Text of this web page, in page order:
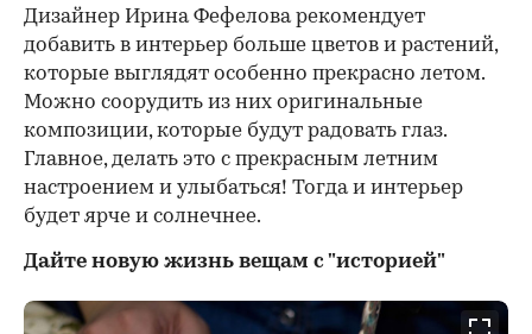
Дизайнер Ирина Фефелова рекомендует
добавить в интерьер больше цветов и растений,
которые выглядят особенно прекрасно летом.
Можно соорудить из них оригинальные
композиции, которые будут радовать глаз.
Главное, делать это с прекрасным летним
настроением и улыбаться! Тогда и интерьер
будет ярче и солнечнее.
Дайте новую жизнь вещам с "историей"